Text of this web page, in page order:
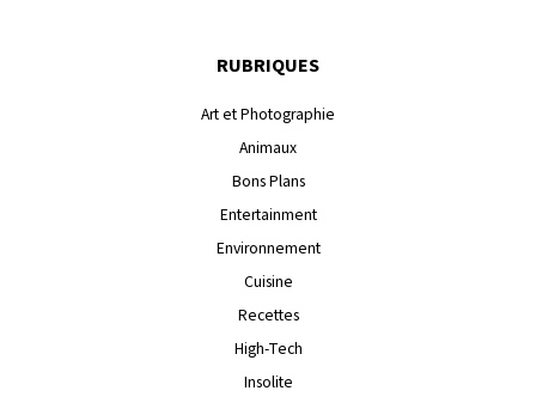
RUBRIQUES
Art et Photographie
Animaux
Bons Plans
Entertainment
Environnement
Cuisine
Recettes
High-Tech
Insolite